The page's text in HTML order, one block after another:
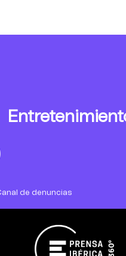
de denuncias